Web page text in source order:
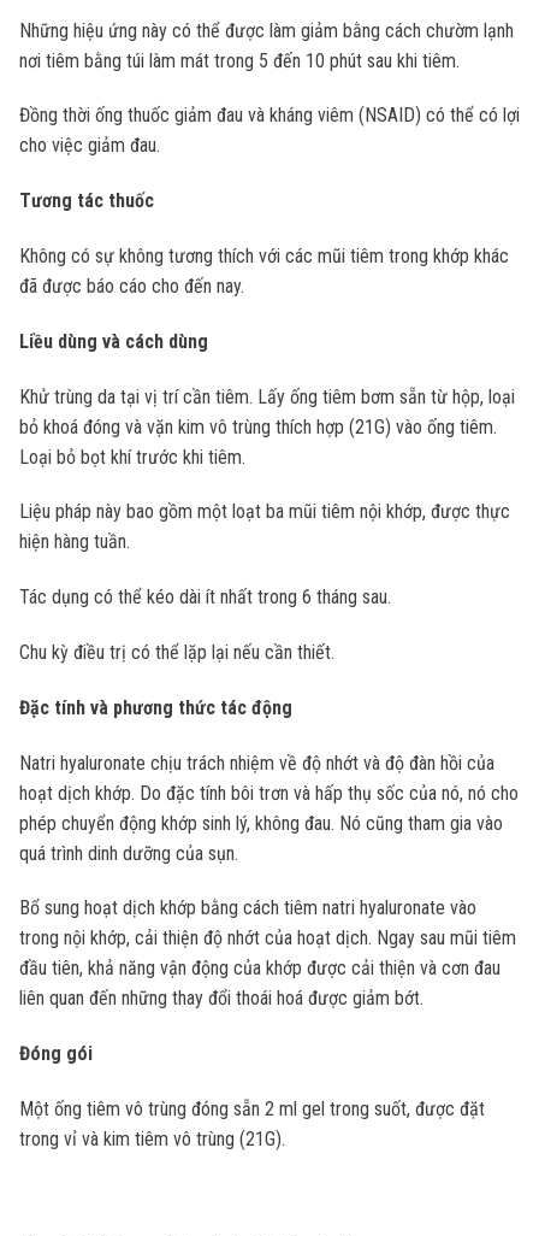
Những hiệu ứng này có thể được làm giảm bằng cách chườm lạnh
nơi tiêm bằng túi làm mát trong 5 đến 10 phút sau khi tiêm.
Đồng thời ống thuốc giảm đau và kháng viêm (NSAID) có thể có lợi
cho việc giảm đau.
Tương tác thuốc
Không có sự không tương thích với các mũi tiêm trong khớp khác
đã được báo cáo cho đến nay.
Liều dùng và cách dùng
Khử trùng da tại vị trí cần tiêm. Lấy ống tiêm bơm sẵn từ hộp, loại
bỏ khoá đóng và vặn kim vô trùng thích hợp (21G) vào ống tiêm.
Loại bỏ bọt khí trước khi tiêm.
Liệu pháp này bao gồm một loạt ba mũi tiêm nội khớp, được thực
hiện hàng tuần.
Tác dụng có thể kéo dài ít nhất trong 6 tháng sau.
Chu kỳ điều trị có thể lặp lại nếu cần thiết.
Đặc tính và phương thức tác động
Natri hyaluronate chịu trách nhiệm về độ nhớt và độ đàn hồi của
hoạt dịch khớp. Do đặc tính bôi trơn và hấp thụ sốc của nó, nó cho
phép chuyển động khớp sinh lý, không đau. Nó cũng tham gia vào
quá trình dinh dưỡng của sụn.
Bổ sung hoạt dịch khớp bằng cách tiêm natri hyaluronate vào
trong nội khớp, cải thiện độ nhớt của hoạt dịch. Ngay sau mũi tiêm
đầu tiên, khả năng vận động của khớp được cải thiện và cơn đau
liên quan đến những thay đổi thoái hoá được giảm bớt.
Đóng gói
Một ống tiêm vô trùng đóng sẵn 2 ml gel trong suốt, được đặt
trong vỉ và kim tiêm vô trùng (21G).